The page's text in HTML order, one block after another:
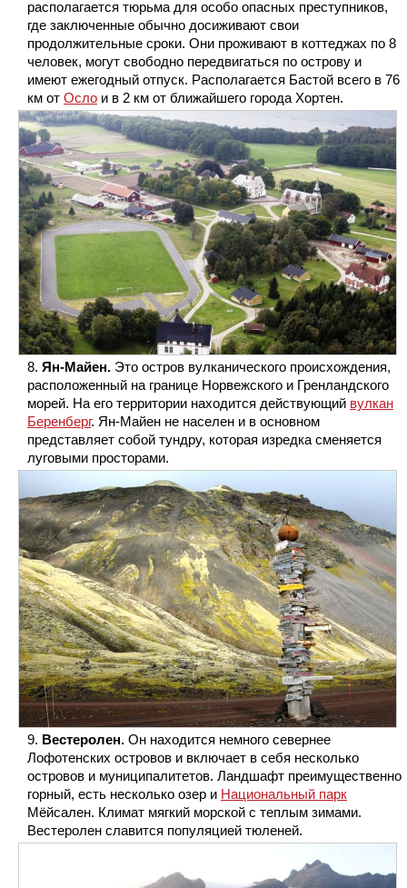
располагается тюрьма для особо опасных преступников,
где заключенные обычно досиживают свои
продолжительные сроки. Они проживают в коттеджах по 8
человек, могут свободно передвигаться по острову и
имеют ежегодный отпуск. Располагается Бастой всего в 76
км от Осло и в 2 км от ближайшего города Хортен.
Ян-Майен. Это остров вулканического происхождения,
расположенный на границе Норвежского и Гренландского
морей. На его территории находится действующий вулкан
Беренберг. Ян-Майен не населен и в основном
представляет собой тундру, которая изредка сменяется
луговыми просторами.
Вестеролен. Он находится немного севернее
Лофотенских островов и включает в себя несколько
островов и муниципалитетов. Ландшафт преимущественно
горный, есть несколько озер и Национальный парк
Мёйсален. Климат мягкий морской с теплым зимами.
Вестеролен славится популяцией тюленей.